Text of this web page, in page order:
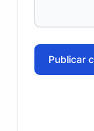
Publicar